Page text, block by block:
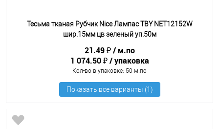
Тесьма тканая Рубчик Nice Лампас TBY NET12152W
шир.15мм цв зеленый уп.50м
21.49 ₽
м.по
1 074.50 ₽
упаковка
Кол-во в упаковке: 50 м.по